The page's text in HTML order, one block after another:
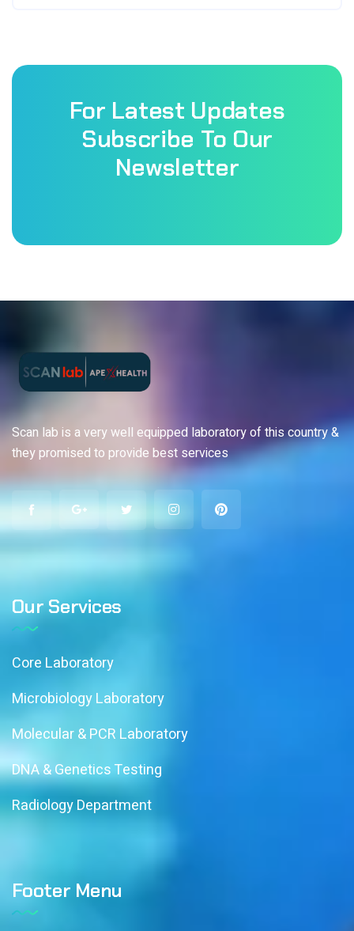
For Latest Updates
Subscribe To Our
Newsletter
Scan lab is a very well equipped laboratory of this country &
they promised to provide best services
Our Services
Core Laboratory
Microbiology Laboratory
Molecular & PCR Laboratory
DNA & Genetics Testing
Radiology Department
Footer Menu